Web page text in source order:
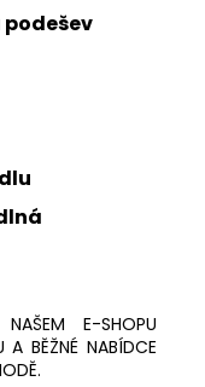
NAŠEM E-SHOPU
A BĚŽNÉ NABÍDCE